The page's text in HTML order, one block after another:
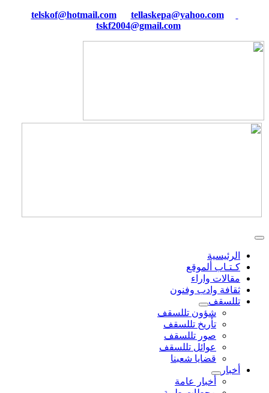
tellaskepa@yahoo.com
tskf2004@gmail.com
الرئيسية
كـتـاب ألموقع
مقالات واراء
ثقافة وادب وفنون
تللسقف
شؤون تللسقف
تأريخ تللسقف
صور تللسقف
عوائل تللسقف
قضايا شعبنا
أخبار
أخبار عامة